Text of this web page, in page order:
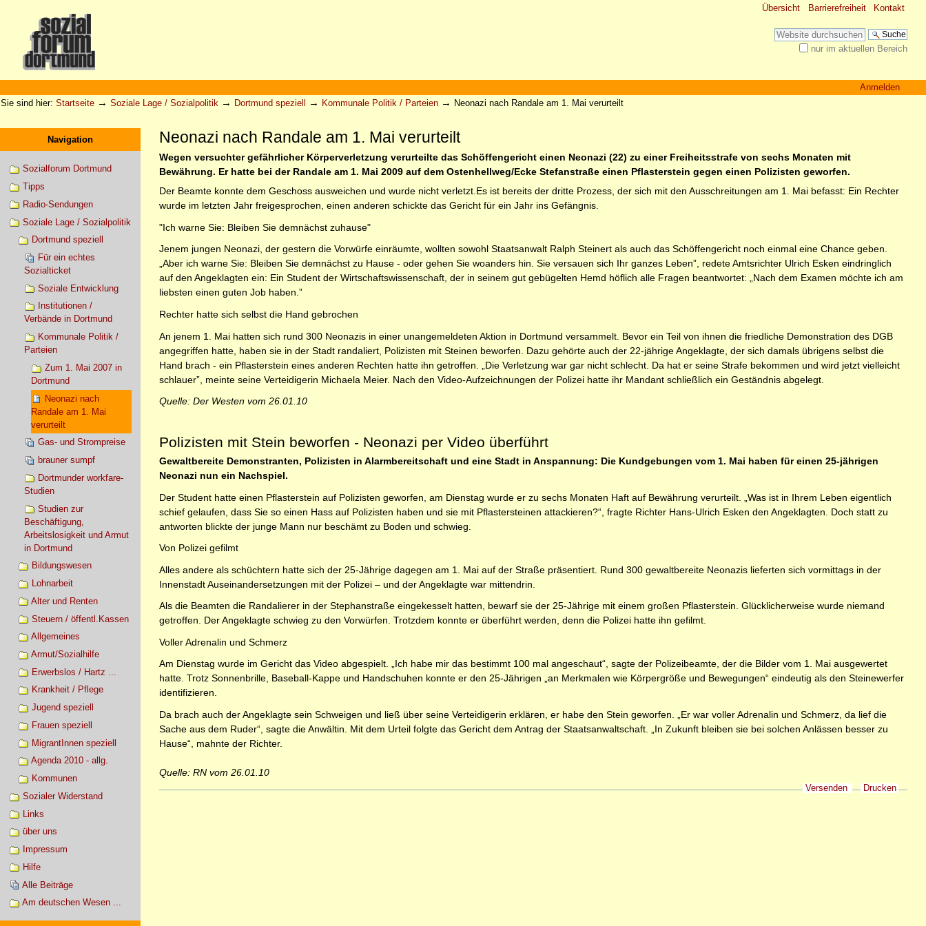
Übersicht Barrierefreiheit Kontakt
Website durchsuchen
nur im aktuellen Bereich
Werkzeuge
Anmelden
Sie sind hier: Startseite → Soziale Lage / Sozialpolitik → Dortmund speziell → Kommunale Politik / Parteien → Neonazi nach Randale am 1. Mai verurteilt
Navigation
Sozialforum Dortmund
Tipps
Radio-Sendungen
Soziale Lage / Sozialpolitik
Dortmund speziell
Für ein echtes
Sozialticket
Soziale Entwicklung
Institutionen /
Verbände in Dortmund
Kommunale Politik /
Parteien
Zum 1. Mai 2007 in
Dortmund
Neonazi nach
Randale am 1. Mai
verurteilt
Gas- und Strompreise
brauner sumpf
Dortmunder workfare-
Studien
Studien zur
Beschäftigung,
Arbeitslosigkeit und Armut
in Dortmund
Bildungswesen
Lohnarbeit
Alter und Renten
Steuern / öffentl.Kassen
Allgemeines
Armut/Sozialhilfe
Erwerbslos / Hartz ...
Krankheit / Pflege
Jugend speziell
Frauen speziell
MigrantInnen speziell
Agenda 2010 - allg.
Kommunen
Sozialer Widerstand
Links
über uns
Impressum
Hilfe
Alle Beiträge
Am deutschen Wesen ...
Neonazi nach Randale am 1. Mai verurteilt
Wegen versuchter gefährlicher Körperverletzung verurteilte das Schöffengericht einen Neonazi (22) zu einer Freiheitsstrafe von sechs Monaten mit
Bewährung. Er hatte bei der Randale am 1. Mai 2009 auf dem Ostenhellweg/Ecke Stefanstraße einen Pflasterstein gegen einen Polizisten geworfen.
Der Beamte konnte dem Geschoss ausweichen und wurde nicht verletzt.Es ist bereits der dritte Prozess, der sich mit den Ausschreitungen am 1. Mai befasst: Ein Rechter
wurde im letzten Jahr freigesprochen, einen anderen schickte das Gericht für ein Jahr ins Gefängnis.
"Ich warne Sie: Bleiben Sie demnächst zuhause"
Jenem jungen Neonazi, der gestern die Vorwürfe einräumte, wollten sowohl Staatsanwalt Ralph Steinert als auch das Schöffengericht noch einmal eine Chance geben.
„Aber ich warne Sie: Bleiben Sie demnächst zu Hause - oder gehen Sie woanders hin. Sie versauen sich Ihr ganzes Leben”, redete Amtsrichter Ulrich Esken eindringlich
auf den Angeklagten ein: Ein Student der Wirtschaftswissenschaft, der in seinem gut gebügelten Hemd höflich alle Fragen beantwortet: „Nach dem Examen möchte ich am
liebsten einen guten Job haben.”
Rechter hatte sich selbst die Hand gebrochen
An jenem 1. Mai hatten sich rund 300 Neonazis in einer unangemeldeten Aktion in Dortmund versammelt. Bevor ein Teil von ihnen die friedliche Demonstration des DGB
angegriffen hatte, haben sie in der Stadt randaliert, Polizisten mit Steinen beworfen. Dazu gehörte auch der 22-jährige Angeklagte, der sich damals übrigens selbst die
Hand brach - ein Pflasterstein eines anderen Rechten hatte ihn getroffen. „Die Verletzung war gar nicht schlecht. Da hat er seine Strafe bekommen und wird jetzt vielleicht
schlauer”, meinte seine Verteidigerin Michaela Meier. Nach den Video-Aufzeichnungen der Polizei hatte ihr Mandant schließlich ein Geständnis abgelegt.
Quelle: Der Westen vom 26.01.10
Polizisten mit Stein beworfen - Neonazi per Video überführt
Gewaltbereite Demonstranten, Polizisten in Alarmbereitschaft und eine Stadt in Anspannung: Die Kundgebungen vom 1. Mai haben für einen 25-jährigen
Neonazi nun ein Nachspiel.
Der Student hatte einen Pflasterstein auf Polizisten geworfen, am Dienstag wurde er zu sechs Monaten Haft auf Bewährung verurteilt. „Was ist in Ihrem Leben eigentlich
schief gelaufen, dass Sie so einen Hass auf Polizisten haben und sie mit Pflastersteinen attackieren?“, fragte Richter Hans-Ulrich Esken den Angeklagten. Doch statt zu
antworten blickte der junge Mann nur beschämt zu Boden und schwieg.
Von Polizei gefilmt
Alles andere als schüchtern hatte sich der 25-Jährige dagegen am 1. Mai auf der Straße präsentiert. Rund 300 gewaltbereite Neonazis lieferten sich vormittags in der
Innenstadt Auseinandersetzungen mit der Polizei – und der Angeklagte war mittendrin.
Als die Beamten die Randalierer in der Stephanstraße eingekesselt hatten, bewarf sie der 25-Jährige mit einem großen Pflasterstein. Glücklicherweise wurde niemand
getroffen. Der Angeklagte schwieg zu den Vorwürfen. Trotzdem konnte er überführt werden, denn die Polizei hatte ihn gefilmt.
Voller Adrenalin und Schmerz
Am Dienstag wurde im Gericht das Video abgespielt. „Ich habe mir das bestimmt 100 mal angeschaut“, sagte der Polizeibeamte, der die Bilder vom 1. Mai ausgewertet
hatte. Trotz Sonnenbrille, Baseball-Kappe und Handschuhen konnte er den 25-Jährigen „an Merkmalen wie Körpergröße und Bewegungen“ eindeutig als den Steinewerfer
identifizieren.
Da brach auch der Angeklagte sein Schweigen und ließ über seine Verteidigerin erklären, er habe den Stein geworfen. „Er war voller Adrenalin und Schmerz, da lief die
Sache aus dem Ruder“, sagte die Anwältin. Mit dem Urteil folgte das Gericht dem Antrag der Staatsanwaltschaft. „In Zukunft bleiben sie bei solchen Anlässen besser zu
Hause“, mahnte der Richter.
Quelle: RN vom 26.01.10
Versenden Drucken